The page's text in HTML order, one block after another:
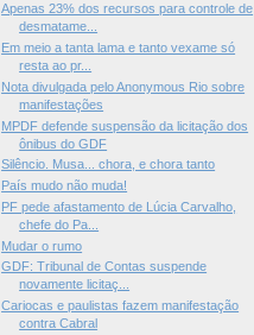
Apenas 23% dos recursos para controle de
desmatame...
Em meio a tanta lama e tanto vexame só
resta ao pr...
Nota divulgada pelo Anonymous Rio sobre
manifestações
MPDF defende suspensão da licitação dos
ônibus do GDF
Silêncio. Musa... chora, e chora tanto
País mudo não muda!
PF pede afastamento de Lúcia Carvalho,
chefe do Pa...
Mudar o rumo
GDF: Tribunal de Contas suspende
novamente licitaç...
Cariocas e paulistas fazem manifestação
contra Cabral